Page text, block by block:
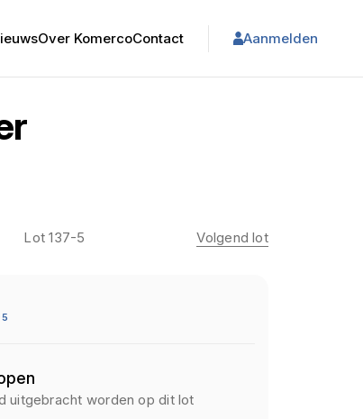
Over KomercoContact Aanmelden
Lot 137-5 Volgend lot
uitgebracht worden op dit lot